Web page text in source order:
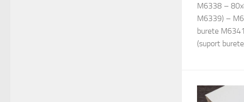
M6338 –
M6339) –
burete
(suport